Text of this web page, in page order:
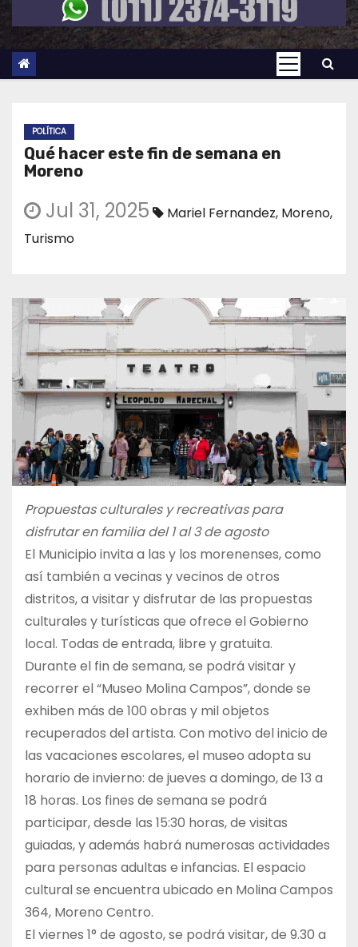
POLÍTICA
Qué hacer este fin de semana en
Moreno
Jul 31, 2025 Mariel Fernandez, Moreno,
Turismo
Propuestas culturales y recreativas para
disfrutar en familia del 1 al 3 de agosto
El Municipio invita a las y los morenenses, como
así también a vecinas y vecinos de otros
distritos, a visitar y disfrutar de las propuestas
culturales y turísticas que ofrece el Gobierno
local. Todas de entrada, libre y gratuita.
Durante el fin de semana, se podrá visitar y
recorrer el “Museo Molina Campos”, donde se
exhiben más de 100 obras y mil objetos
recuperados del artista. Con motivo del inicio de
las vacaciones escolares, el museo adopta su
horario de invierno: de jueves a domingo, de 13 a
18 horas. Los fines de semana se podrá
participar, desde las 15:30 horas, de visitas
guiadas, y además habrá numerosas actividades
para personas adultas e infancias. El espacio
cultural se encuentra ubicado en Molina Campos
364, Moreno Centro.
El viernes 1° de agosto, se podrá visitar, de 9.30 a